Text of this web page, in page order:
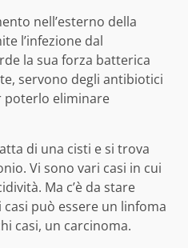
nell’esterno della
l’infezione dal
la sua forza batterica
servono degli antibiotici
poterlo eliminare
di una cisti e si trova
Vi sono vari casi in cui
Ma c’è da stare
casi può essere un linfoma
casi, un carcinoma.